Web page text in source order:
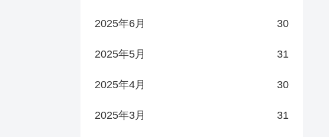
2025年6月 30
2025年5月 31
2025年4月 30
2025年3月 31